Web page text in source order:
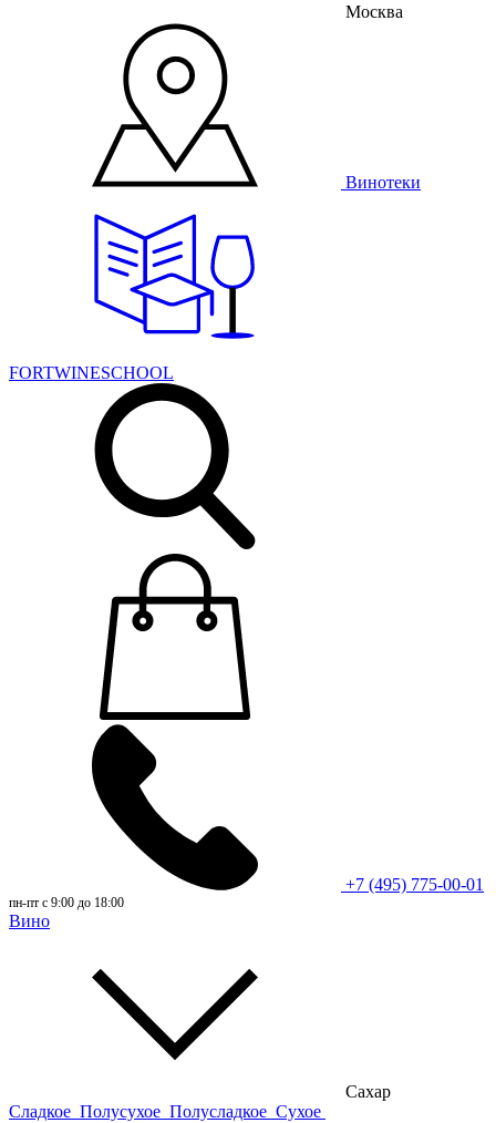
Москва
Винотеки
FORTWINESCHOOL
+7 (495) 775-00-01
пн-пт с 9:00 до 18:00
Вино
Сахар
Сладкое Полусухое Полусладкое Сухое